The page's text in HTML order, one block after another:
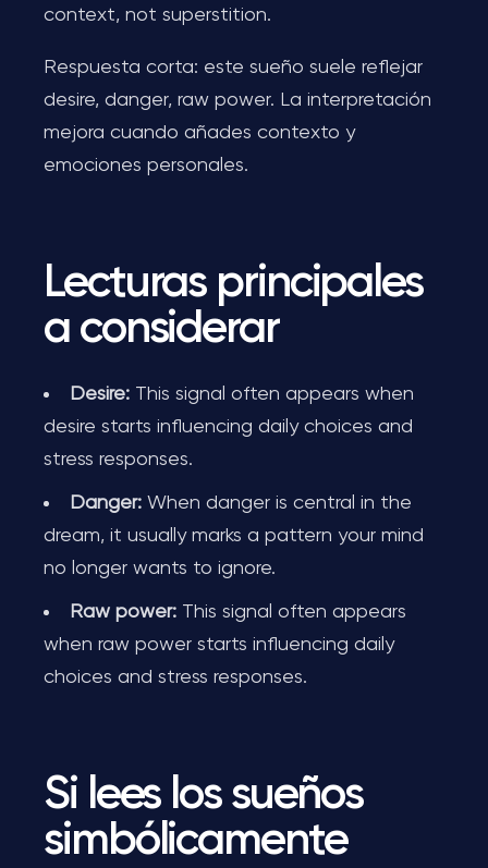
context, not superstition.
Respuesta corta: este sueño suele reflejar
desire, danger, raw power. La interpretación
mejora cuando añades contexto y
emociones personales.
Lecturas principales
a considerar
Desire: This signal often appears when
desire starts influencing daily choices and
stress responses.
Danger: When danger is central in the
dream, it usually marks a pattern your mind
no longer wants to ignore.
Raw power: This signal often appears
when raw power starts influencing daily
choices and stress responses.
Si lees los sueños
simbólicamente